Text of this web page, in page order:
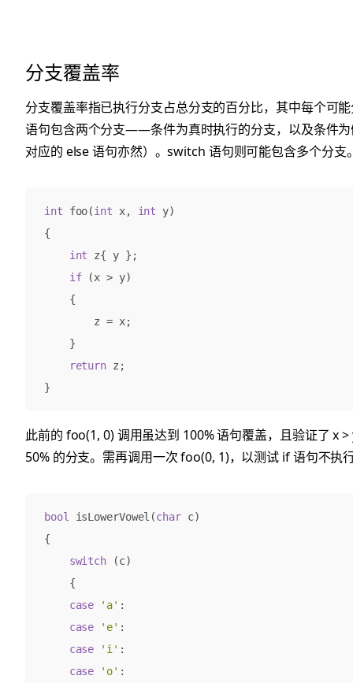
分支覆盖率
分支覆盖率指已执行分支占总分支的百分比，其中每个可
语句包含两个分支——条件为真时执行的分支，以及条件
对应的 else 语句亦然）。switch 语句则可能包含多个分支
int foo(int x, int y)
{
int
z{ y };
if
(x > y)
{
z = x;
}
return z ;
}
此前的 foo(1, 0) 调用虽达到 100% 语句覆盖，且验证了 x
50% 的分支。需再调用一次 foo(0, 1)，以测试 if 语句不执
bool isLowerVowel (char c)
{
switch
(c)
{
case
'a' :
case
'e' :
case
'i' :
case
'o' :